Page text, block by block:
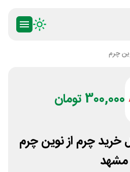
چرم
300,000 تومان
خرید چرم از نوین چرم
مشهد